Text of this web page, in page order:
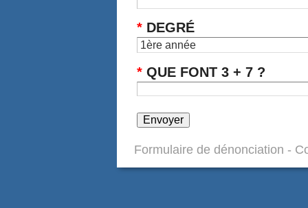
* DEGRÉ
* QUE FONT 3 + 7 ?
Formulaire de dénonciation -